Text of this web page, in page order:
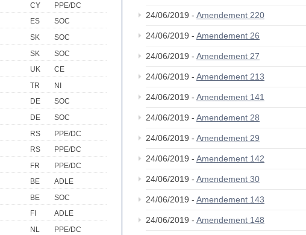
CY
PPE/DC
ES
SOC
SK
SOC
SK
SOC
UK
CE
TR
NI
DE
SOC
DE
SOC
RS
PPE/DC
RS
PPE/DC
FR
PPE/DC
BE
ADLE
BE
SOC
FI
ADLE
NL
PPE/DC
24/06/2019 - Amendement 220
24/06/2019 - Amendement 26
24/06/2019 - Amendement 27
24/06/2019 - Amendement 213
24/06/2019 - Amendement 141
24/06/2019 - Amendement 28
24/06/2019 - Amendement 29
24/06/2019 - Amendement 142
24/06/2019 - Amendement 30
24/06/2019 - Amendement 143
24/06/2019 - Amendement 148